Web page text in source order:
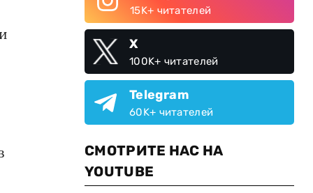
15K+ читателей
X
100K+ читателей
Telegram
60K+ читателей
СМОТРИТЕ НАС НА
YOUTUBE